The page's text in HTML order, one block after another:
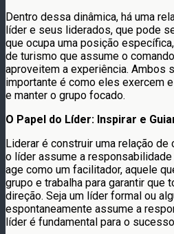
Dentro dessa dinâmica, há uma
líder e seus liderados, que pode
que ocupa uma posição
de turismo que assume o
aproveitem a experiência. Ambos
importante é como eles exercem
e manter o grupo focado.
O Papel do Líder: Inspirar e
Liderar é construir uma relação de
o líder assume a
age como um facilitador, aquele
grupo e trabalha para garantir que
direção. Seja um líder formal ou
espontaneamente assume a
líder é fundamental para o